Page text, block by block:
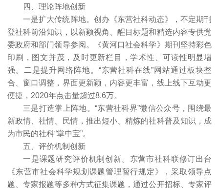
四、理论阵地创新
一是扩大传统阵地。创办《东营社科动态》，不定期刊
登社科前沿知识，以新颖视角、醒目标题和精选内容专供党
委政府和部门领导参阅。《黄河口社会科学》期刊坚持彩色
印刷，图文并茂，及时更新栏目，学术性、可读性明显增
强。二是提升网络阵地。“东营社科在线”网站通过板块整
合、窗口调整，界面更新颖，内容更丰富，线上线下互动更
便捷，2020年点击量超过8.6万。
三是打造掌上阵地。“东营社科界”微信公众号，围绕最
新政情、社情、民情，推出短小、精炼的社科普及知识，成
为市民的社科“掌中宝”。
五、评价机制创新
一是课题研究评价机制创新。东营市社科联修订出台
《东营市社会科学规划课题管理暂行规定》，采取领导点
题、专家报题等多种方式征集课题，通过公开招标、专家评